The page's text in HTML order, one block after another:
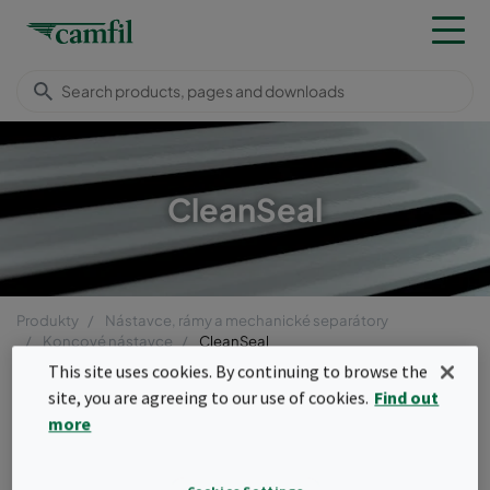
CleanSeal
Produkty
Nástavce, rámy a mechanické separátory
Koncové nástavce
CleanSeal
Menu
CleanSeal
This site uses cookies. By continuing to browse the
site, you are agreeing to our use of cookies. Find out
more